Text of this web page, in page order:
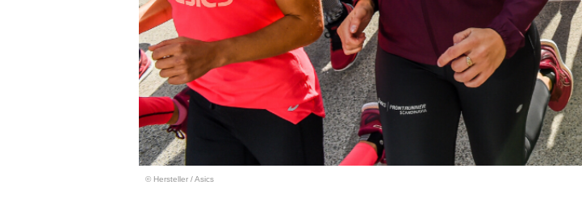
© Hersteller /Asics